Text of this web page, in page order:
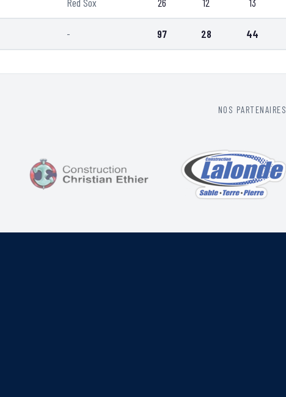
- 97 28 44
NOS PARTENAIRES